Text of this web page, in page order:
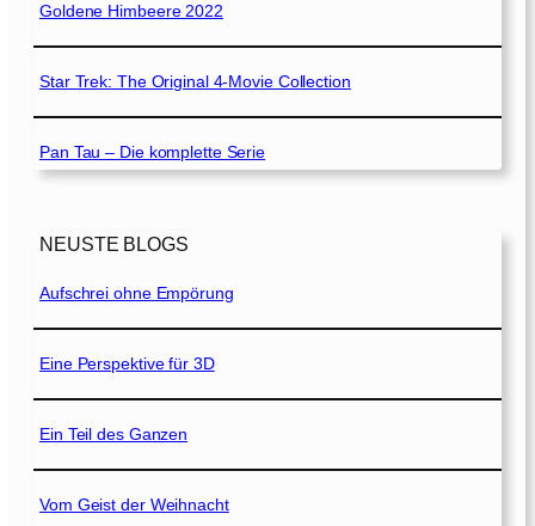
Goldene Himbeere 2022
Star Trek: The Original 4-Movie Collection
Pan Tau – Die komplette Serie
NEUSTE BLOGS
Aufschrei ohne Empörung
Eine Perspektive für 3D
Ein Teil des Ganzen
Vom Geist der Weihnacht